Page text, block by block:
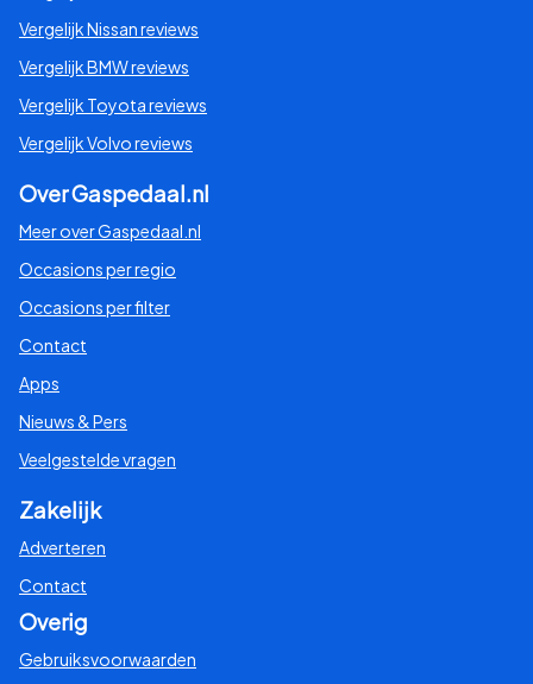
Vergelijk Nissan reviews
Vergelijk BMW reviews
Vergelijk Toyota reviews
Vergelijk Volvo reviews
Over Gaspedaal.nl
Meer over Gaspedaal.nl
Occasions per regio
Occasions per filter
Contact
Apps
Nieuws & Pers
Veelgestelde vragen
Zakelijk
Adverteren
Contact
Overig
Gebruiksvoorwaarden